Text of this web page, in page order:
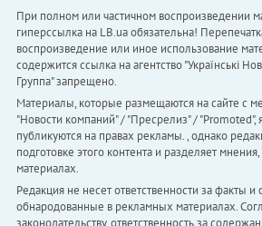
При полном или частичном воспроизведении
гиперссылка на LB.ua обязательна!
воспроизведение или иное использование
содержится ссылка на агентство "Українськi
Группа" запрещено.
Материалы, которые размещаются на сайте с
"Новости компаний" / "Пресрелиз" /
публикуются на правах рекламы. , однако
подготовке этого контента и разделяет
материалах.
Редакция не несет ответственности за факты
обнародованные в рекламных материалах.
законодательству, ответственность за